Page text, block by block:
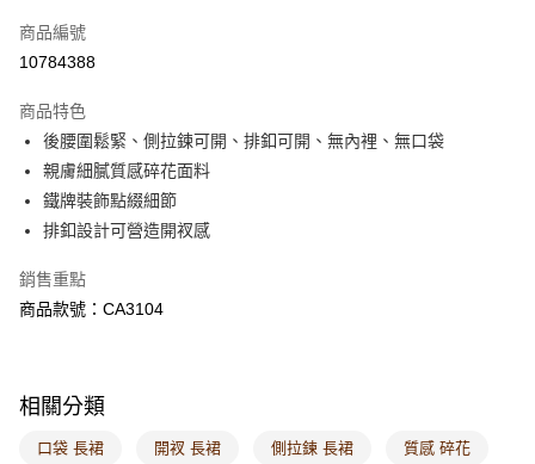
萊爾富取貨付款
付款後萊爾富取貨
每筆NT$60，滿NT$1,000(含以上)免運費
7-11取貨付款
每筆NT$60，滿NT$1,000(含以上)免運費
付款後7-11取貨
每筆NT$60，滿NT$1,000(含以上)免運費
每筆NT$120，滿NT$1,000(含以上)免運費
付款後門市自取
商品編號
10784388
商品特色
後腰圍鬆緊、側拉鍊可開、排釦可開、無內裡、無口袋
親膚細膩質感碎花面料
鐵牌裝飾點綴細節
排釦設計可營造開衩感
銷售重點
商品款號：CA3104
相關分類
口袋 長裙 開衩 長裙 側拉鍊 長裙 質感 碎花